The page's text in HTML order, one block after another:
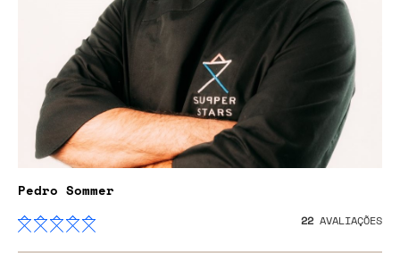
Pedro Sommer
22 AVALIAÇÕES